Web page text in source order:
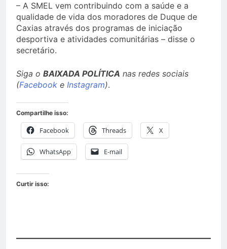
– A SMEL vem contribuindo com a saúde e a
qualidade de vida dos moradores de Duque de
Caxias através dos programas de iniciação
desportiva e atividades comunitárias – disse o
secretário.
Siga o BAIXADA POLÍTICA nas redes sociais
(Facebook e Instagram).
Compartilhe isso:
Facebook Threads X
WhatsApp E-mail
Curtir isso: